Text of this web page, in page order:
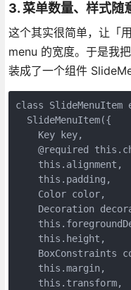
3. 菜单数量、样式随
这个其实很简单，让「
menu 的宽度。于是我
装成了一个组件
class SlideMenuItem
  SlideMenuItem({
    Key key,
@required
    this.alignment,
    this.padding,
    Color color,
Decoration
    this.height,
BoxConstraints
    this.margin,
    this.transform,